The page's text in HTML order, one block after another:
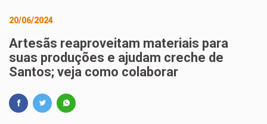
20/06/2024
Artesãs reaproveitam materiais para
suas produções e ajudam creche de
Santos; veja como colaborar